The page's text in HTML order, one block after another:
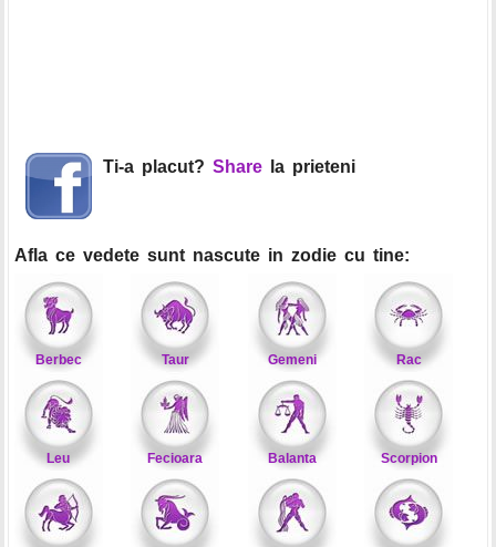
Ti-a placut? Share la prieteni
Afla ce vedete sunt nascute in zodie cu tine:
Berbec Taur Gemeni Rac
Leu Fecioara Balanta Scorpion